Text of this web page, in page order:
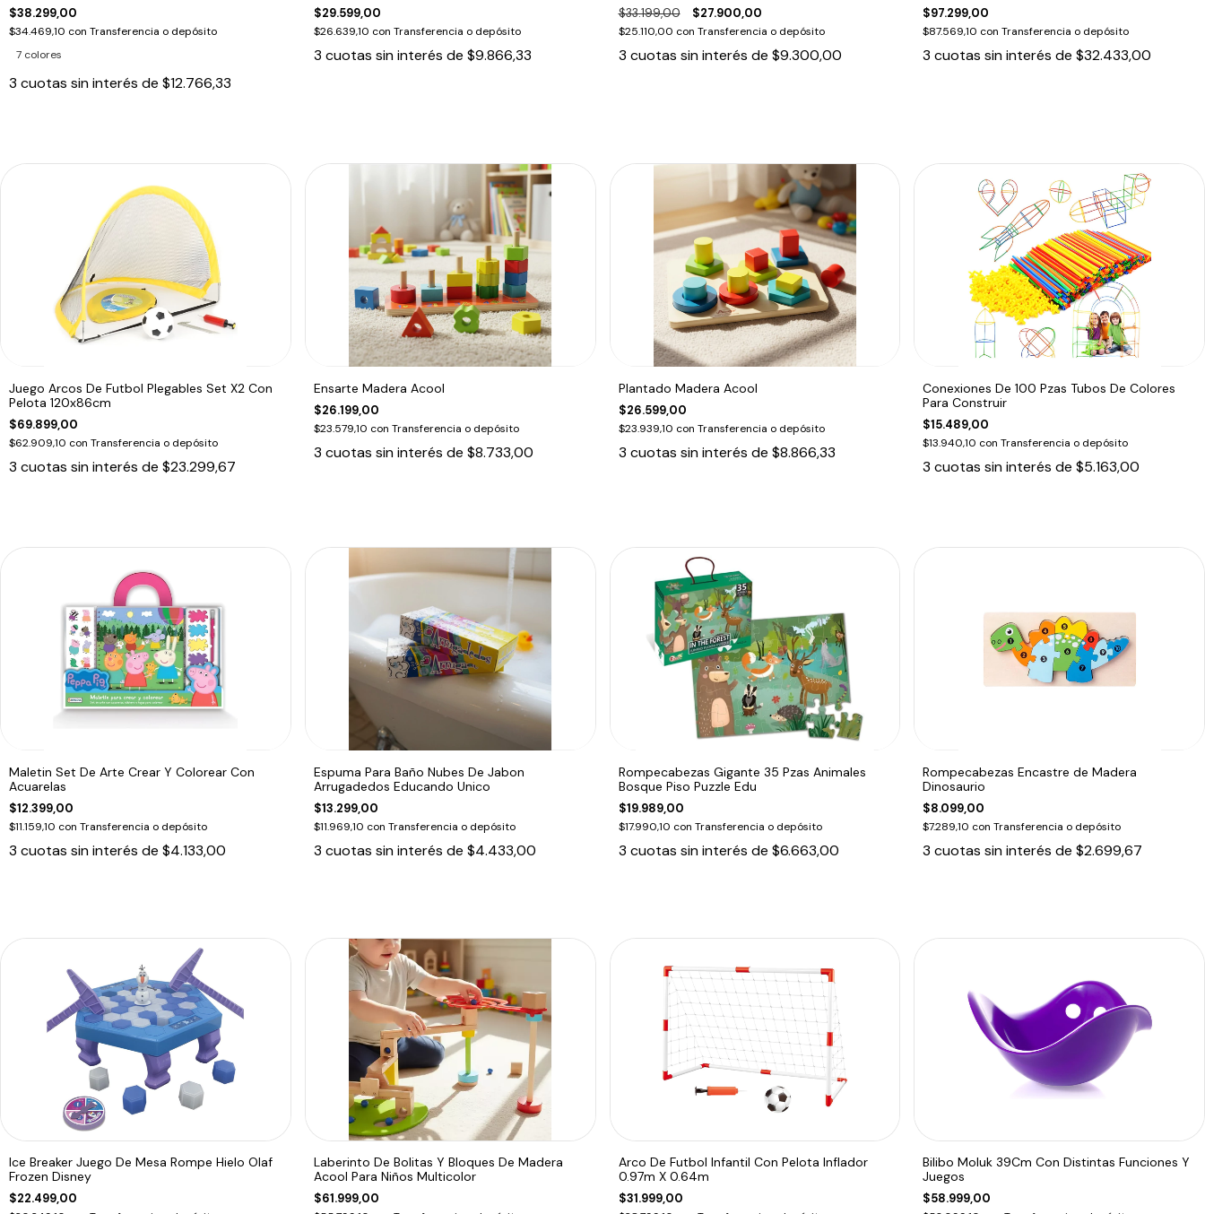
$38.299,00
$34.469,10 con Transferencia o depósito
7 colores
3 cuotas sin interés de $12.766,33
$29.599,00
$26.639,10 con Transferencia o depósito
3 cuotas sin interés de $9.866,33
$33.199,00 $27.900,00
$25.110,00 con Transferencia o depósito
3 cuotas sin interés de $9.300,00
$97.299,00
$87.569,10 con Transferencia o depósito
3 cuotas sin interés de$32.433,00
Juego Arcos De Futbol Plegables Set X2 Con
Pelota 120x86cm
$69.899,00
$62.909,10 con Transferencia o depósito
3 cuotas sin interés de $23.299,67
Ensarte Madera Acool
$26.199,00
$23.579,10 con Transferencia o depósito
3 cuotas sin interés de $8.733,00
Plantado Madera Acool
$26.599,00
$23.939,10 con Transferencia o depósito
3 cuotas sin interés de $8.866,33
Conexiones De 100 Pzas Tubos De Colores
Para Construir
$15.489,00
$13.940,10 con Transferencia o depósito
3 cuotas sin interés de$5.163,00
Maletin Set De Arte Crear Y Colorear Con
Acuarelas
$12.399,00
$11.159,10 con Transferencia o depósito
3 cuotas sin interés de $4.133,00
Espuma Para Baño Nubes De Jabon
Arrugadedos Educando Unico
$13.299,00
$11.969,10 con Transferencia o depósito
3 cuotas sin interés de $4.433,00
Rompecabezas Gigante 35 Pzas Animales
Bosque Piso Puzzle Edu
$19.989,00
$17.990,10 con Transferencia o depósito
3 cuotas sin interés de $6.663,00
Rompecabezas Encastre de Madera
Dinosaurio
$8.099,00
$7.289,10 con Transferencia o depósito
3 cuotas sin interés de$2.699,67
Ice Breaker Juego De Mesa Rompe Hielo Olaf
Frozen Disney
$22.499,00
Laberinto De Bolitas Y Bloques De Madera
Acool Para Niños Multicolor
$61.999,00
Arco De Futbol Infantil Con Pelota Inflador
0.97m X 0.64m
$31.999,00
Bilibo Moluk 39Cm Con Distintas Funciones Y
Juegos
$58.999,00